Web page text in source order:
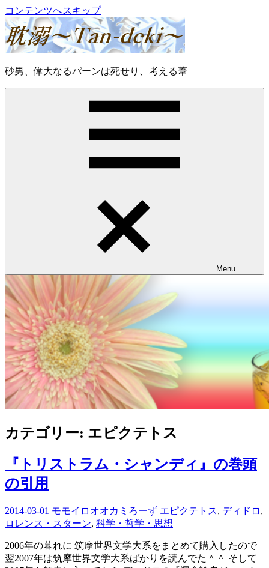
コンテンツへスキップ
耽
砂男、偉大なるパーンは死せり、考える葦
Menu
カテゴリー: エピクテトス
『トリストラム・シャンディ』の巻頭
の引用
2014-03-01 モモイロオオカミろーず エピクテトス, ディドロ ,
ロレンス・スターン, 科学・哲学・思想
2006年の暮れに 筑摩世界文学大系をまとめて購入したので
翌2007年は筑摩世界文学大系ばかりを読んでた＾＾ そして